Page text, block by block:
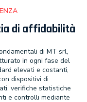
di affidabilità
di MT srl,
in ogni fase del
elevati e costanti,
dispositivi di
verifiche statistiche
e controlli mediante